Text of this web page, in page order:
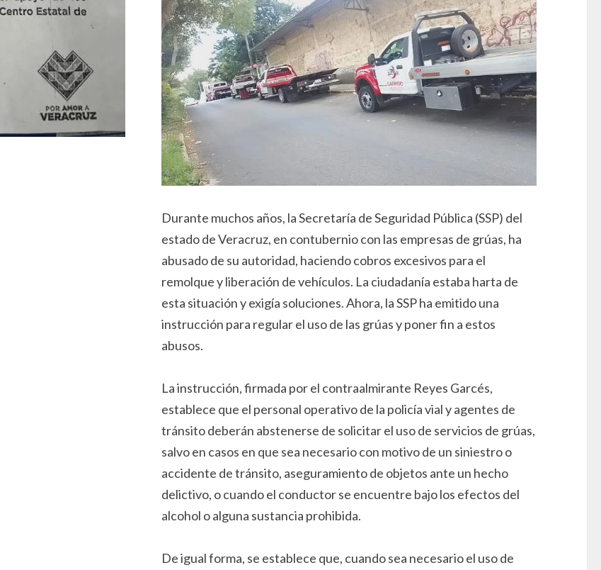
Durante muchos años, la Secretaría de Seguridad Pública (SSP) del
estado de Veracruz, en contubernio con las empresas de grúas, ha
abusado de su autoridad, haciendo cobros excesivos para el
remolque y liberación de vehículos. La ciudadanía estaba harta de
esta situación y exigía soluciones. Ahora, la SSP ha emitido una
instrucción para regular el uso de las grúas y poner fin a estos
abusos.
La instrucción, firmada por el contraalmirante Reyes Garcés,
establece que el personal operativo de la policía vial y agentes de
tránsito deberán abstenerse de solicitar el uso de servicios de grúas,
salvo en casos en que sea necesario con motivo de un siniestro o
accidente de tránsito, aseguramiento de objetos ante un hecho
delictivo, o cuando el conductor se encuentre bajo los efectos del
alcohol o alguna sustancia prohibida.
De igual forma, se establece que, cuando sea necesario el uso de